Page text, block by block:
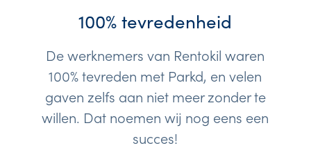
100% tevredenheid
De werknemers van Rentokil waren
100% tevreden met Parkd, en velen
gaven zelfs aan niet meer zonder te
willen. Dat noemen wij nog eens een
succes!